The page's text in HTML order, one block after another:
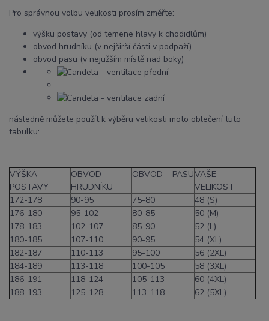
Pro správnou volbu velikosti prosím změřte:
výšku postavy (od temene hlavy k chodidlům)
obvod hrudníku (v nejširší části v podpaží)
obvod pasu (v nejužším místě nad boky)
následně můžete použít k výběru velikosti moto oblečení tuto
tabulku:
VÝŠKA
POSTAVY
OBVOD
HRUDNÍKU
OBVOD PASUVAŠE
VELIKOST
172-178
90-95 75-80
48 (S)
176-180
95-102 80-85
50 (M)
178-183
102-107 85-90
52 (L)
180-185
107-110 90-95
54 (XL)
182-187
110-113 95-100
56 (2XL)
184-189
113-118 100-105
58 (3XL)
186-191
118-124 105-113
60 (4XL)
188-193
125-128 113-118 62 (5XL)